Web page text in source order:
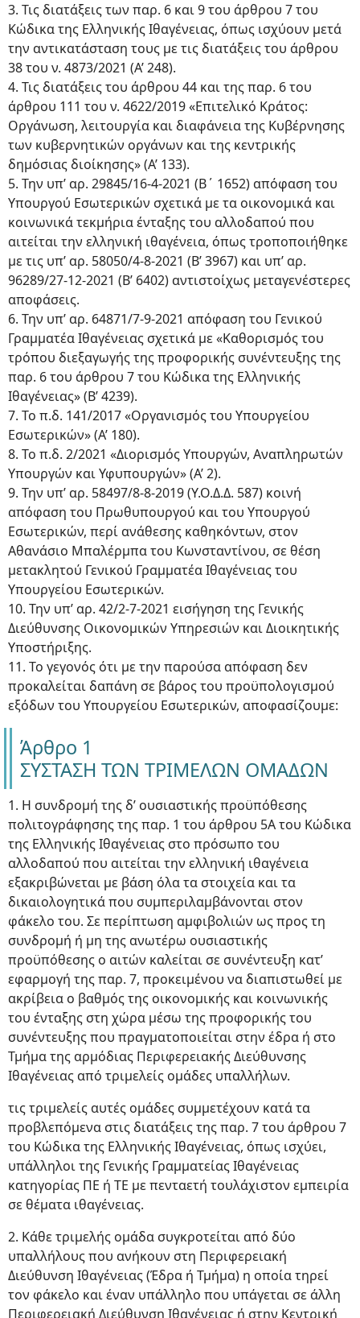
3. Τις διατάξεις των παρ. 6 και 9 του άρθρου 7 του
Κώδικα της Ελληνικής Ιθαγένειας, όπως ισχύουν μετά
την αντικατάσταση τους με τις διατάξεις του άρθρου
38 του ν. 4873/2021 (Α’ 248).
4. Τις διατάξεις του άρθρου 44 και της παρ. 6 του
άρθρου 111 του ν. 4622/2019 «Επιτελικό Κράτος:
Οργάνωση, λειτουργία και διαφάνεια της Κυβέρνησης
των κυβερνητικών οργάνων και της κεντρικής
δημόσιας διοίκησης» (Α’ 133).
5. Την υπ’ αρ. 29845/16-4-2021 (Β΄ 1652) απόφαση του
Υπουργού Εσωτερικών σχετικά με τα οικονομικά και
κοινωνικά τεκμήρια ένταξης του αλλοδαπού που
αιτείται την ελληνική ιθαγένεια, όπως τροποποιήθηκε
με τις υπ’ αρ. 58050/4-8-2021 (Β’ 3967) και υπ’ αρ.
96289/27-12-2021 (Β’ 6402) αντιστοίχως μεταγενέστερες
αποφάσεις.
6. Την υπ’ αρ. 64871/7-9-2021 απόφαση του Γενικού
Γραμματέα Ιθαγένειας σχετικά με «Καθορισμός του
τρόπου διεξαγωγής της προφορικής συνέντευξης της
παρ. 6 του άρθρου 7 του Κώδικα της Ελληνικής
Ιθαγένειας» (Β’ 4239).
7. Το π.δ. 141/2017 «Οργανισμός του Υπουργείου
Εσωτερικών» (Α’ 180).
8. Το π.δ. 2/2021 «Διορισμός Υπουργών, Αναπληρωτών
Υπουργών και Υφυπουργών» (Α’ 2).
9. Την υπ’ αρ. 58497/8-8-2019 (Υ.Ο.Δ.Δ. 587) κοινή
απόφαση του Πρωθυπουργού και του Υπουργού
Εσωτερικών, περί ανάθεσης καθηκόντων, στον
Αθανάσιο Μπαλέρμπα του Κωνσταντίνου, σε θέση
μετακλητού Γενικού Γραμματέα Ιθαγένειας του
Υπουργείου Εσωτερικών.
10. Την υπ’ αρ. 42/2-7-2021 εισήγηση της Γενικής
Διεύθυνσης Οικονομικών Υπηρεσιών και Διοικητικής
Υποστήριξης.
11. Το γεγονός ότι με την παρούσα απόφαση δεν
προκαλείται δαπάνη σε βάρος του προϋπολογισμού
εξόδων του Υπουργείου Εσωτερικών, αποφασίζουμε:
Άρθρο 1
ΣΥΣΤΑΣΗ ΤΩΝ ΤΡΙΜΕΛΩΝ ΟΜΑΔΩΝ
1. Η συνδρομή της δ’ ουσιαστικής προϋπόθεσης
πολιτογράφησης της παρ. 1 του άρθρου 5Α του Κώδικα
της Ελληνικής Ιθαγένειας στο πρόσωπο του
αλλοδαπού που αιτείται την ελληνική ιθαγένεια
εξακριβώνεται με βάση όλα τα στοιχεία και τα
δικαιολογητικά που συμπεριλαμβάνονται στον
φάκελο του. Σε περίπτωση αμφιβολιών ως προς τη
συνδρομή ή μη της ανωτέρω ουσιαστικής
προϋπόθεσης ο αιτών καλείται σε συνέντευξη κατ’
εφαρμογή της παρ. 7, προκειμένου να διαπιστωθεί με
ακρίβεια ο βαθμός της οικονομικής και κοινωνικής
του ένταξης στη χώρα μέσω της προφορικής του
συνέντευξης που πραγματοποιείται στην έδρα ή στο
Τμήμα της αρμόδιας Περιφερειακής Διεύθυνσης
Ιθαγένειας από τριμελείς ομάδες υπαλλήλων.
τις τριμελείς αυτές ομάδες συμμετέχουν κατά τα
προβλεπόμενα στις διατάξεις της παρ. 7 του άρθρου 7
του Κώδικα της Ελληνικής Ιθαγένειας, όπως ισχύει,
υπάλληλοι της Γενικής Γραμματείας Ιθαγένειας
κατηγορίας ΠΕ ή TE με πενταετή τουλάχιστον εμπειρία
σε θέματα ιθαγένειας.
2. Κάθε τριμελής ομάδα συγκροτείται από δύο
υπαλλήλους που ανήκουν στη Περιφερειακή
Διεύθυνση Ιθαγένειας (Έδρα ή Τμήμα) η οποία τηρεί
τον φάκελο και έναν υπάλληλο που υπάγεται σε άλλη
Περιφερειακή Διεύθυνση Ιθαγένειας ή στην Κεντρική